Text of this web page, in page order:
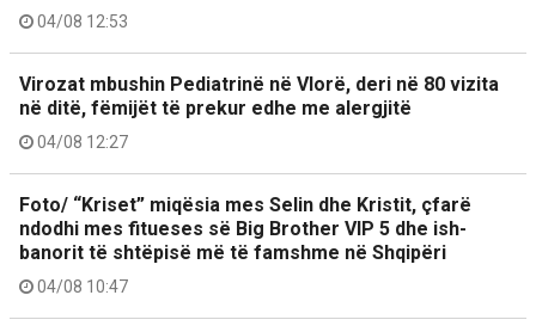
04/08 12:53
Virozat mbushin Pediatrinë në Vlorë, deri në 80 vizita
në ditë, fëmijët të prekur edhe me alergjitë
04/08 12:27
Foto/ “Kriset” miqësia mes Selin dhe Kristit, çfarë
ndodhi mes fitueses së Big Brother VIP 5 dhe ish-
banorit të shtëpisë më të famshme në Shqipëri
04/08 10:47